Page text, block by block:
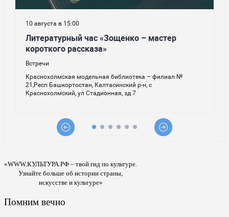
«WWW.КУЛЬТУРА.РФ – твой гид по культуре.
Узнайте больше об истории страны,
искусстве и культуре»
Помним вечно